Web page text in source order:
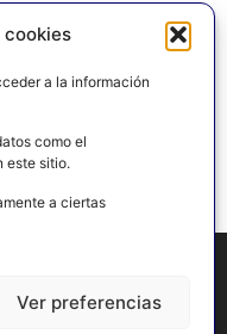
cookies
a la información
como el
este sitio.
a ciertas
Ver preferencias